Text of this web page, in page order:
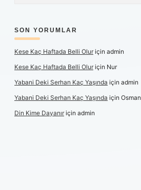
SON YORUMLAR
Kese Kaç Haftada Belli Oluriçin admin
Kese Kaç Haftada Belli Oluriçin Nur
Yabani Deki Serhan Kaç Yaşında için admin
Yabani Deki Serhan Kaç Yaşında için Osman
Din Kime Dayanıriçin admin